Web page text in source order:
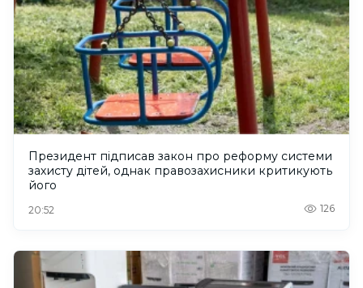
Президент підписав закон про реформу системи
захисту дітей, однак правозахисники критикують
його
20:52 126